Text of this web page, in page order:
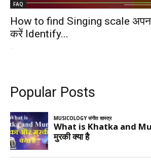
FAQ
How to find Singing scale
करें Identify...
-
Popular Posts